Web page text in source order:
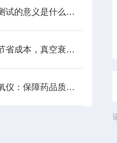
顶空分析仪测试的意义是什么呢？
如何大幅度节省成本，真空衰减法密封性测试的优势在哪里？
药品包装残氧仪：保障药品质量，守护人民健康